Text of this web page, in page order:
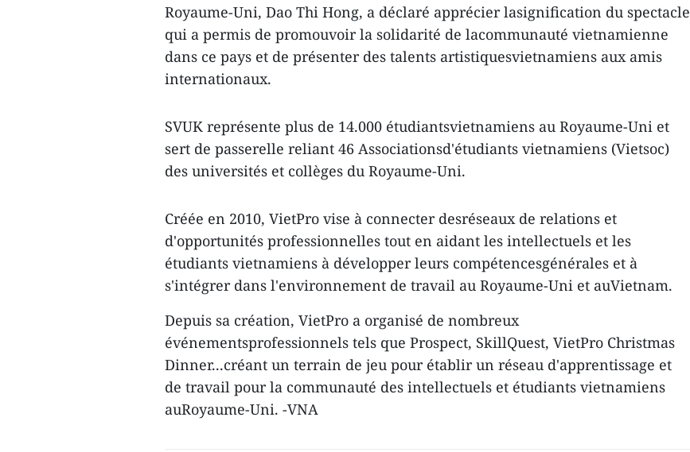
Royaume-Uni, Dao Thi Hong, a déclaré apprécier lasignification du spectacle
qui a permis de promouvoir la solidarité de lacommunauté vietnamienne
dans ce pays et de présenter des talents artistiquesvietnamiens aux amis
internationaux.
SVUK représente plus de 14.000 étudiantsvietnamiens au Royaume-Uni et
sert de passerelle reliant 46 Associationsd'étudiants vietnamiens (Vietsoc)
des universités et collèges du Royaume-Uni.
Créée en 2010, VietPro vise à connecter desréseaux de relations et
d'opportunités professionnelles tout en aidant les intellectuels et les
étudiants vietnamiens à développer leurs compétencesgénérales et à
s'intégrer dans l'environnement de travail au Royaume-Uni et auVietnam.
Depuis sa création, VietPro a organisé de nombreux
événementsprofessionnels tels que Prospect, SkillQuest, VietPro Christmas
Dinner...créant un terrain de jeu pour établir un réseau d'apprentissage et
de travail pour la communauté des intellectuels et étudiants vietnamiens
auRoyaume-Uni. -VNA